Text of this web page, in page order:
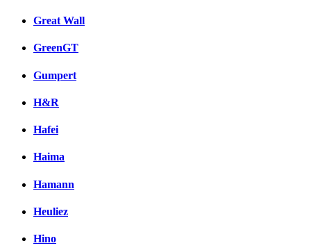
Great Wall
GreenGT
Gumpert
H&R
Hafei
Haima
Hamann
Heuliez
Hino